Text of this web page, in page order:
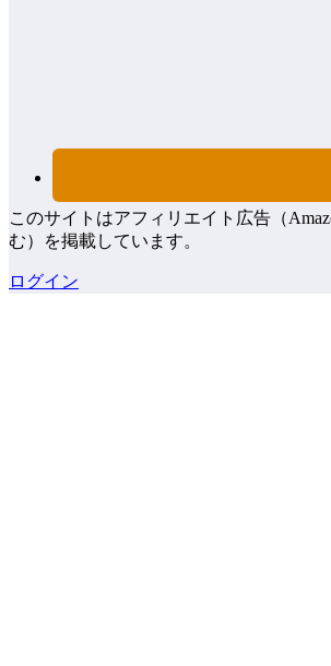
このサイトはアフィリエイト広告（
む）を掲載しています。
ログイン